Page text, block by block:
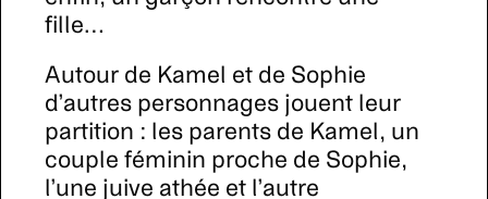
fille…
Autour de Kamel et de Sophie
d’autres personnages jouent leur
partition : les parents de Kamel, un
couple féminin proche de Sophie,
l’une juive athée et l’autre